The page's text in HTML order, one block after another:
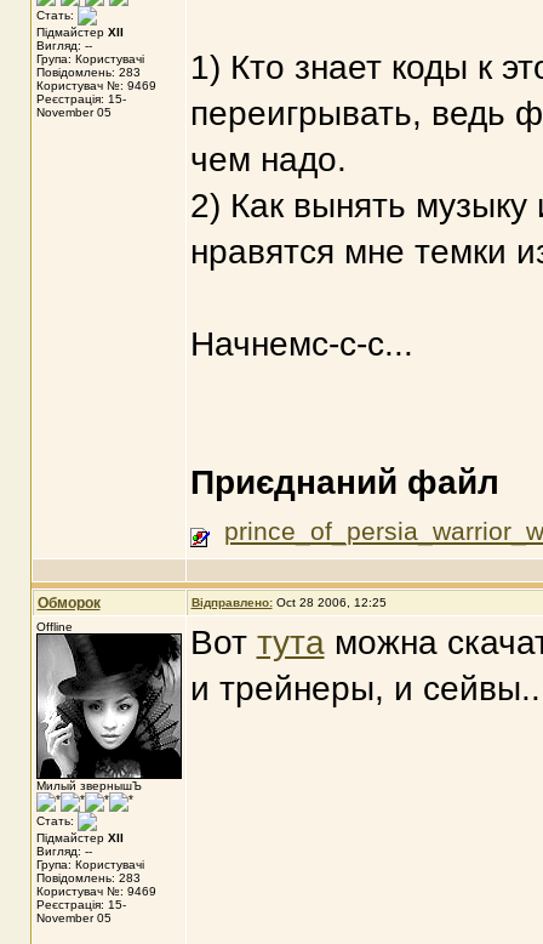
Стать:
Підмайстер XII
Вигляд: --
Група: Користувачі
Повідомлень: 283
Користувач №: 9469
Реєстрація: 15-
November 05
1) Кто знает коды к
переигрывать, ведь
чем надо.
2) Как вынять
нравятся мне темки
Начнемс-с-с...
Приєднаний файл
Обморок Відправлено: Oct 28 2006, 12:25
Offline
Милый звернышЪ
Стать:
Підмайстер XII
Вигляд: --
Група: Користувачі
Повідомлень: 283
Користувач №: 9469
Реєстрація: 15-
November 05
Вот тутаможна
и трейнеры, и